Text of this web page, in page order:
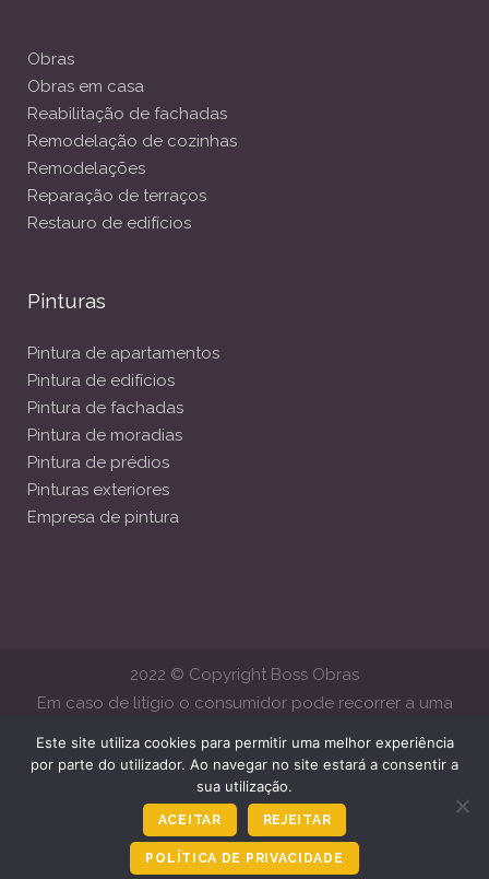
Obras
Obras em casa
Reabilitação de fachadas
Remodelação de cozinhas
Remodelações
Reparação de terraços
Restauro de edifícios
Pinturas
Pintura de apartamentos
Pintura de edifícios
Pintura de fachadas
Pintura de moradias
Pintura de prédios
Pinturas exteriores
Empresa de pintura
2022 © Copyright Boss Obras
Em caso de litígio o consumidor pode recorrer a uma
Centro de Arbitragem de Conflitos de Consumo de Lisboa
www.centroarbitragemlisboa.ptMais informações em Portal do
Consumidowww.consumidor.gov.pt
Ligar Agora
Este site utiliza cookies para permitir uma melhor experiência
por parte do utilizador. Ao navegar no site estará a consentir a
sua utilização.
ACEITAR REJEITAR
POLÍTICA DE PRIVACIDADE